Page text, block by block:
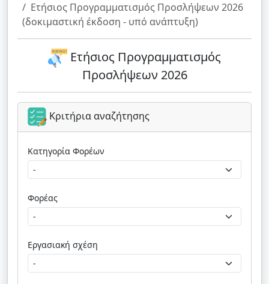
Ετήσιος Προγραμματισμός Προσλήψεων 2026
(δοκιμαστική έκδοση - υπό ανάπτυξη)
Ετήσιος Προγραμματισμός
Προσλήψεων 2026
Κριτήρια αναζήτησης
Κατηγορία Φορέων
Φορέας
Εργασιακή σχέση